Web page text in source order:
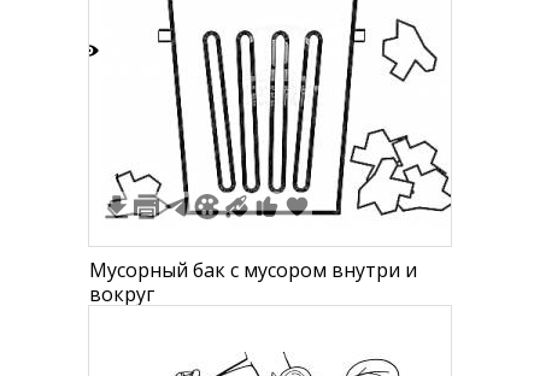
1
Мусорный бак с мусором внутри и
вокруг